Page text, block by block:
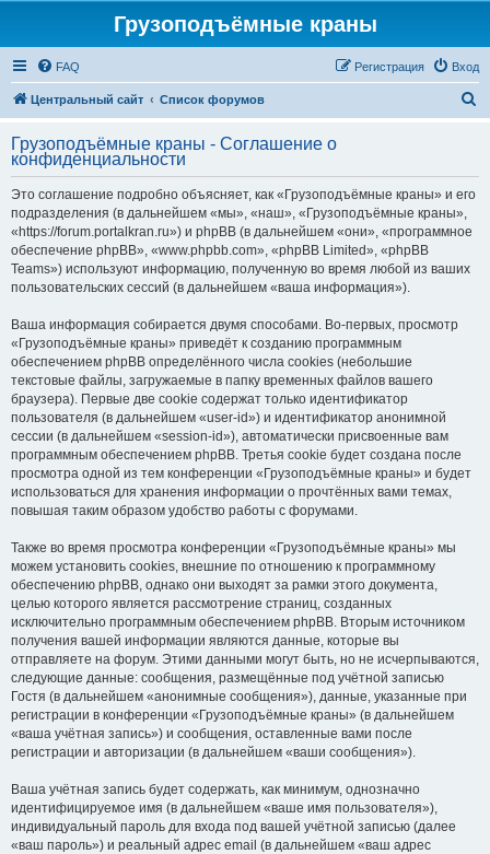
Грузоподъёмные краны
FAQ Вход
Регистрация
Центральный сайт Список форумов
с
Грузоподъёмные краны - Соглашение о
конфиденциальности
Это соглашение подробно объясняет, как «Грузоподъёмные краны» и его
подразделения (в дальнейшем «мы», «наш», «Грузоподъёмные краны»,
«https://forum.portalkran.ru») и phpBB (в дальнейшем «они», «программное
обеспечение phpBB», «www.phpbb.com», «phpBB Limited», «phpBB
Teams») используют информацию, полученную во время любой из ваших
пользовательских сессий (в дальнейшем «ваша информация»).
Ваша информация собирается двумя способами. Во-первых, просмотр
«Грузоподъёмные краны» приведёт к созданию программным
обеспечением phpBB определённого числа cookies (небольшие
текстовые файлы, загружаемые в папку временных файлов вашего
браузера). Первые две cookie содержат только идентификатор
пользователя (в дальнейшем «user-id») и идентификатор анонимной
сессии (в дальнейшем «session-id»), автоматически присвоенные вам
программным обеспечением phpBB. Третья cookie будет создана после
просмотра одной из тем конференции «Грузоподъёмные краны» и будет
использоваться для хранения информации о прочтённых вами темах,
повышая таким образом удобство работы с форумами.
Также во время просмотра конференции «Грузоподъёмные краны» мы
можем установить cookies, внешние по отношению к программному
обеспечению phpBB, однако они выходят за рамки этого документа,
целью которого является рассмотрение страниц, созданных
исключительно программным обеспечением phpBB. Вторым источником
получения вашей информации являются данные, которые вы
отправляете на форум. Этими данными могут быть, но не исчерпываются,
следующие данные: сообщения, размещённые под учётной записью
Гостя (в дальнейшем «анонимные сообщения»), данные, указанные при
регистрации в конференции «Грузоподъёмные краны» (в дальнейшем
«ваша учётная запись») и сообщения, оставленные вами после
регистрации и авторизации (в дальнейшем «ваши сообщения»).
Ваша учётная запись будет содержать, как минимум, однозначно
идентифицируемое имя (в дальнейшем «ваше имя пользователя»),
индивидуальный пароль для входа под вашей учётной записью (далее
«ваш пароль») и реальный адрес email (в дальнейшем «ваш адрес